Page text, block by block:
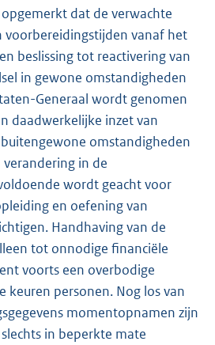
dat de verwachte
voorbereidingstijden vanaf het
beslissing tot reactivering van
in gewone omstandigheden
Generaal wordt genomen
daadwerkelijke inzet van
omstandigheden
in de
wordt geacht voor
en oefening van
Handhaving van de
tot onnodige financiële
voorts een overbodige
keuren personen. Nog los van
momentopnamen zijn
in beperkte mate